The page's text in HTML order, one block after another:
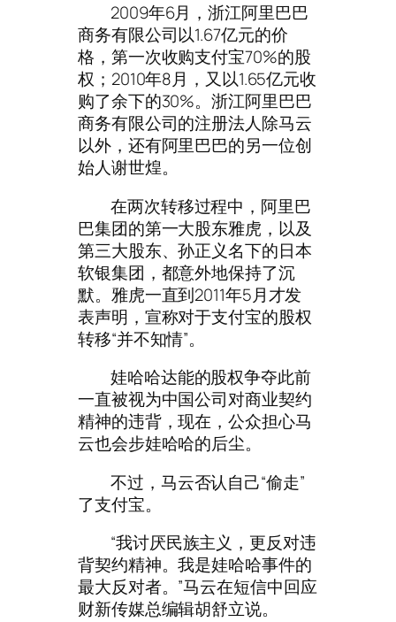
2009年6月，浙江阿里巴巴
商务有限公司以1.67亿元的价
格，第一次收购支付宝70%的股
权；2010年8月，又以1.65亿元收
购了余下的30%。浙江阿里巴巴
商务有限公司的注册法人除马云
以外，还有阿里巴巴的另一位创
始人谢世煌。
在两次转移过程中，阿里巴
巴集团的第一大股东雅虎，以及
第三大股东、孙正义名下的日本
软银集团，都意外地保持了沉
默。雅虎一直到2011年5月才发
表声明，宣称对于支付宝的股权
转移“并不知情”。
娃哈哈达能的股权争夺此前
一直被视为中国公司对商业契约
精神的违背，现在，公众担心马
云也会步娃哈哈的后尘。
不过，马云否认自己“偷走”
了支付宝。
“我讨厌民族主义，更反对违
背契约精神。我是娃哈哈事件的
最大反对者。”马云在短信中回应
财新传媒总编辑胡舒立说。